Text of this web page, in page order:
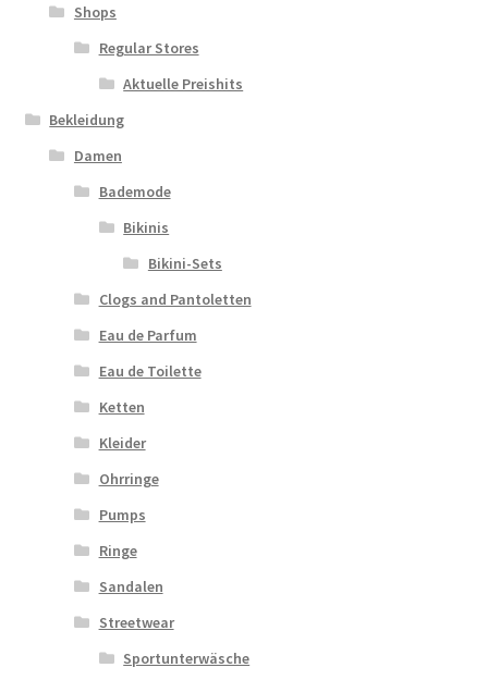
Shops
Regular Stores
Aktuelle Preishits
Bekleidung
Damen
Bademode
Bikinis
Bikini-Sets
Clogs and Pantoletten
Eau de Parfum
Eau de Toilette
Ketten
Kleider
Ohrringe
Pumps
Ringe
Sandalen
Streetwear
Sportunterwäsche